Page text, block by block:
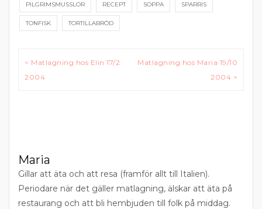
PILGRIMSMUSSLOR RECEPT SOPPA SPARRIS
TONFISK TORTILLABRÖD
Inläggsnavigering
< Matlagning hos Elin 17/2
2004
Matlagning hos Maria 19/10
2004 >
Maria
Gillar att äta och att resa (framför allt till Italien).
Periodare när det gäller matlagning, älskar att äta på
restaurang och att bli hembjuden till folk på middag.